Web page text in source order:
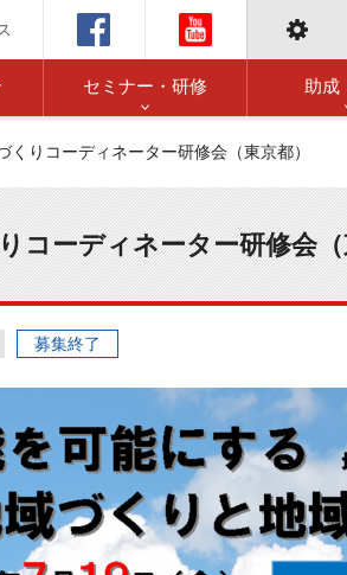
セミナー・研修 助成
くりコーディネーター研修会（東京都）
コーディネーター研修会
募集終了